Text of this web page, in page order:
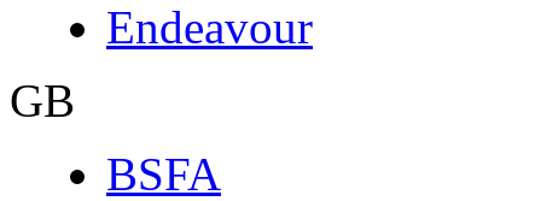
Endeavour
GB
BSFA